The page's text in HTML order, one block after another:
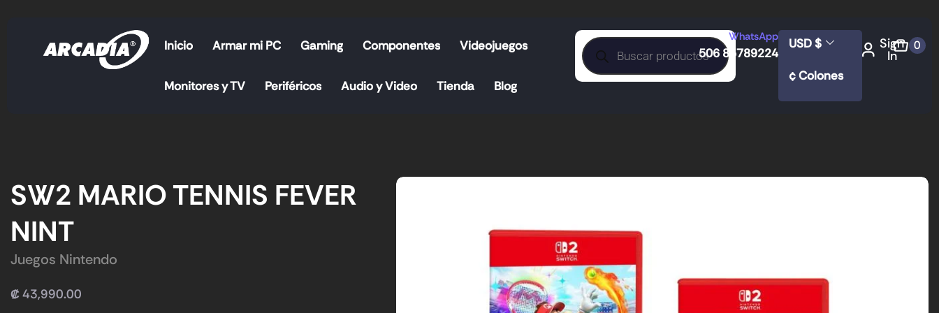
Inicio Armar mi PC Gaming Componentes Videojuegos
Monitores y TV Periféricos Audio y Video Tienda Blog
WhatsApp
506 85789224
USD $
¢ Colones
Sign
In
0
SW2 MARIO TENNIS FEVER
NINT
Juegos Nintendo
₡ 43,990.00